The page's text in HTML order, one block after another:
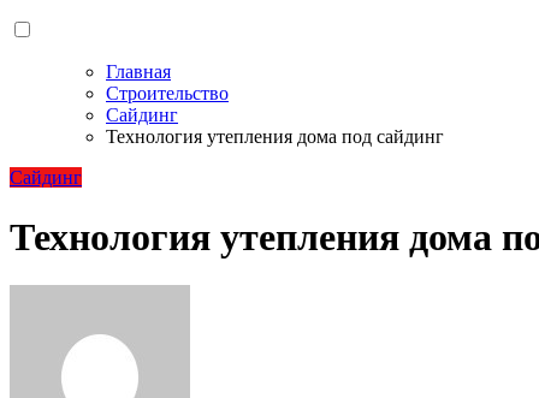
Главная
Строительство
Сайдинг
Технология утепления дома под сайдинг
Сайдинг
Технология утепления дома